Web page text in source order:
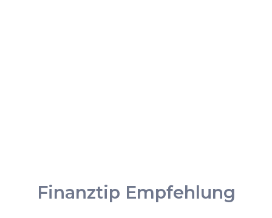
Finanztip Empfehlung